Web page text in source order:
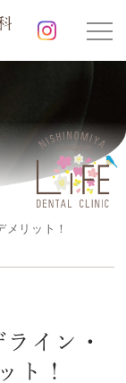
リット！
イン・
ト！